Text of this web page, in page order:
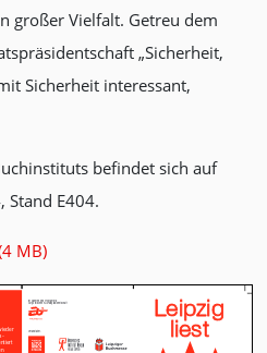
großer Vielfalt. Getreu dem
„Sicherheit,
Sicherheit interessant,
befindet sich auf
Stand E404.
MB)